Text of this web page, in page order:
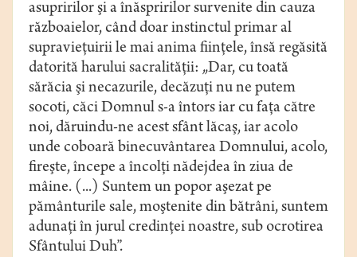
asupririlor şi a înăspririlor survenite din cauza
războaielor, când doar instinctul primar al
supravieţuirii le mai anima fiinţele, însă regăsită
datorită harului sacralităţii: „Dar, cu toată
sărăcia şi necazurile, decăzuţi nu ne putem
socoti, căci Domnul s-a întors iar cu faţa către
noi, dăruindu-ne acest sfânt lăcaş, iar acolo
unde coboară binecuvântarea Domnului, acolo,
fireşte, începe a încolţi nădejdea în ziua de
mâine. (...) Suntem un popor aşezat pe
pământurile sale, moştenite din bătrâni, suntem
adunaţi în jurul credinţei noastre, sub ocrotirea
Sfântului Duh”.